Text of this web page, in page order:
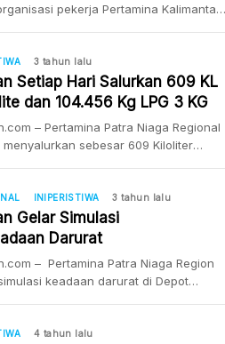
pekerja Pertamina Kalimantan
(09/04) kemarin. Kegiatan
dan mengambil tema Menjaga
Guna Mendukung Kinerja
3 tahun lalu
Setiap Hari Salurkan 609 KL
dan 104.456 Kg LPG 3 KG
– Pertamina Patra Niaga Regional
sebesar 609 Kiloliter
Arya Yusa Dwicandra,
pada Jumat (09/12/2022). Menurut
salah satu […]
INIPERISTIWA 3 tahun lalu
Gelar Simulasi
Darurat
– Pertamina Patra Niaga Region
keadaan darurat di Depot
Badan Penangggulangan
4 tahun lalu